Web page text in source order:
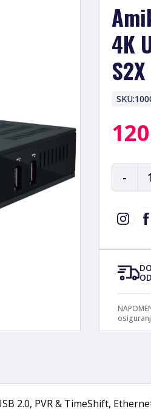
4K
S2X
SKU:
-
PVR & TimeShift,